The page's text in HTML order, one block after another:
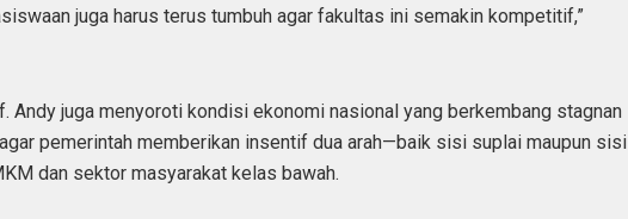
juga harus terus tumbuh agar fakultas ini semakin kompetitif,”
Andy juga menyoroti kondisi ekonomi nasional yang berkembang stagnan
pemerintah memberikan insentif dua arah—baik sisi suplai maupun sisi
dan sektor masyarakat kelas bawah.